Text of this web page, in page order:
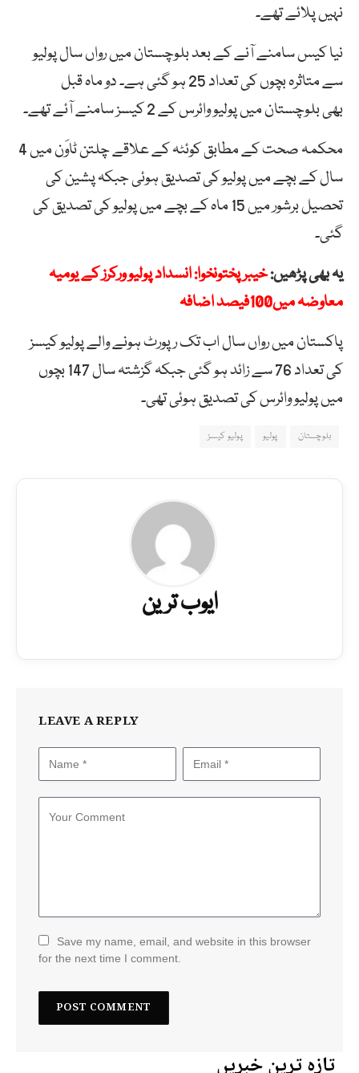
نہیں پلائے تھے۔
نیا کیس سامنے آنے کے بعد بلوچستان میں رواں سال پولیو
سے متاثرہ بچوں کی تعداد 25 ہو گئی ہے۔ دو ماہ قبل
بھی بلوچستان میں پولیو وائرس کے 2 کیسز سامنے آئے تھے۔
محکمہ صحت کے مطابق کوئٹہ کے علاقے چلتن ٹاوَن میں 4
سال کے بچے میں پولیو کی تصدیق ہوئی جبکہ پشین کی
تحصیل برشور میں 15 ماہ کے بچے میں پولیو کی تصدیق کی
گئی۔
یہ بھی پڑھیں:خیبر پختونخوا: انسداد پولیو ورکرز کے یومیہ
معاوضہ میں100فیصد اضافہ
پاکستان میں رواں سال اب تک رپورٹ ہونے والے پولیو کیسز
کی تعداد 76 سے زائد ہو گئی جبکہ گزشتہ سال 147 بچوں
میں پولیو وائرس کی تصدیق ہوئی تھی۔
بلوچستان پولیو پولیو کیسز
ایوب ترین
LEAVE A REPLY
Save my name, email, and website in this browser
for the next time I comment.
تازہ ترین خبریں